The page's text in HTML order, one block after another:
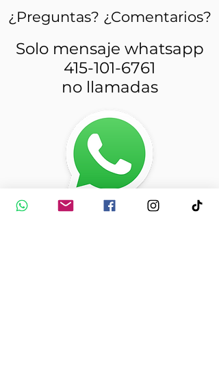
¿Preguntas? ¿Comentarios?
Solo mensaje whatsapp
415-101-6761
no llamadas